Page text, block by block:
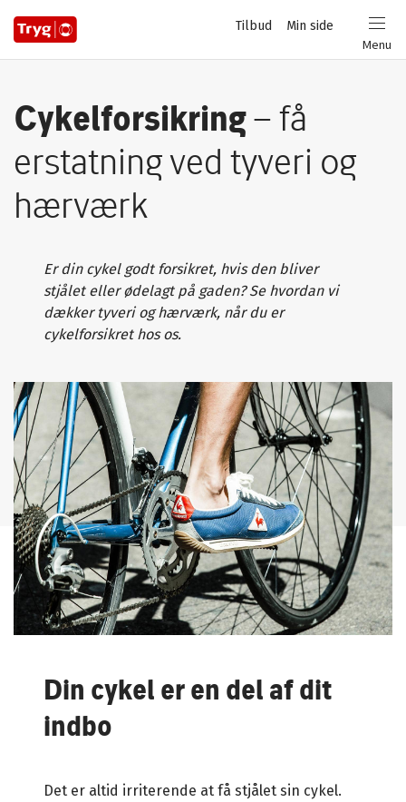
Menu
Privat
Login
Min side
Tilbud
Cykelforsikring– få
erstatning ved tyveri og
hærværk
Er din cykel godt forsikret, hvis den bliver
stjålet eller ødelagt på gaden? Se hvordan vi
dækker tyveri og hærværk, når du er
cykelforsikret hos os.
Din cykel er en del af dit
indbo
Det er altid irriterende at få stjålet sin cykel.